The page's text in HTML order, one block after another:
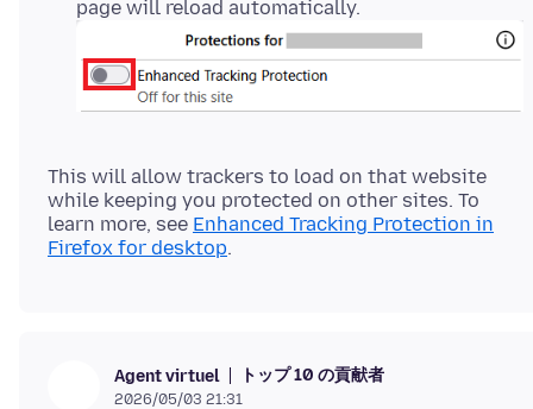
page will reload automatically.
This will allow trackers to load on that website
while keeping you protected on other sites. To
learn more, see Enhanced Tracking Protection in
Firefox for desktop
Agent virtuel トップ 10 の貢献者
2026/05/03 21:31